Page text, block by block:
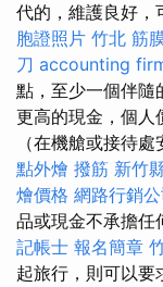
代的，維護良好，
胞證照片 竹北 筋
刀 accounting
點，至少一個伴隨
更高的現金，個人
（在機艙或接待處
點外燴 撥筋 新竹
燴價格 網路行銷公
品或現金不承擔任
記帳士 報名簡章
起旅行，則可以要